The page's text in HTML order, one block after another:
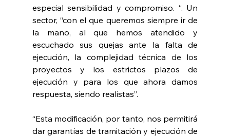
especial sensibilidad y compromiso. “. Un
sector, “con el que queremos siempre ir de
la mano, al que hemos atendido y
escuchado sus quejas ante la falta de
ejecución, la complejidad técnica de los
proyectos y los estrictos plazos de
ejecución y para los que ahora damos
respuesta, siendo realistas”.
“Esta modificación, por tanto, nos permitirá
dar garantías de tramitación y ejecución de